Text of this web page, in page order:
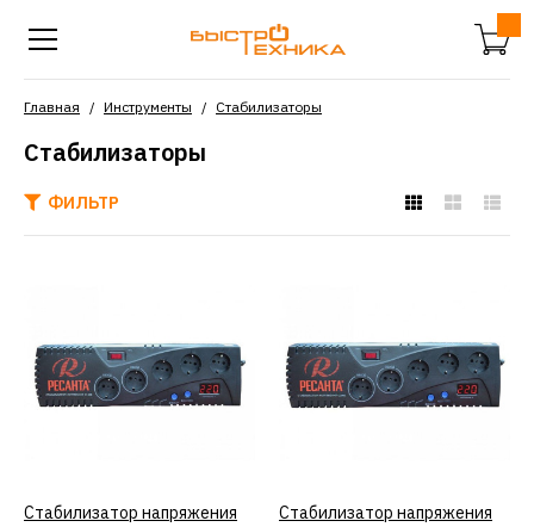
Главная Инструменты Стабилизаторы
Стабилизаторы
ФИЛЬТР
с1500
КУПИТЬ
Стабилизатор напряжения
КУПИТЬ
Стабилизатор напряжения